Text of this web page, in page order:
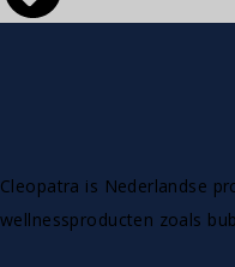
Cleopatra is Nederlandse
wellnessproducten zoals